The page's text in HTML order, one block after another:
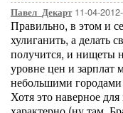
Павел_Декарт11-04-
Правильно, в этом и
хулиганить, а делать
получится, и нищеты
уровне цен и
небольшими городами
Хотя это наверное